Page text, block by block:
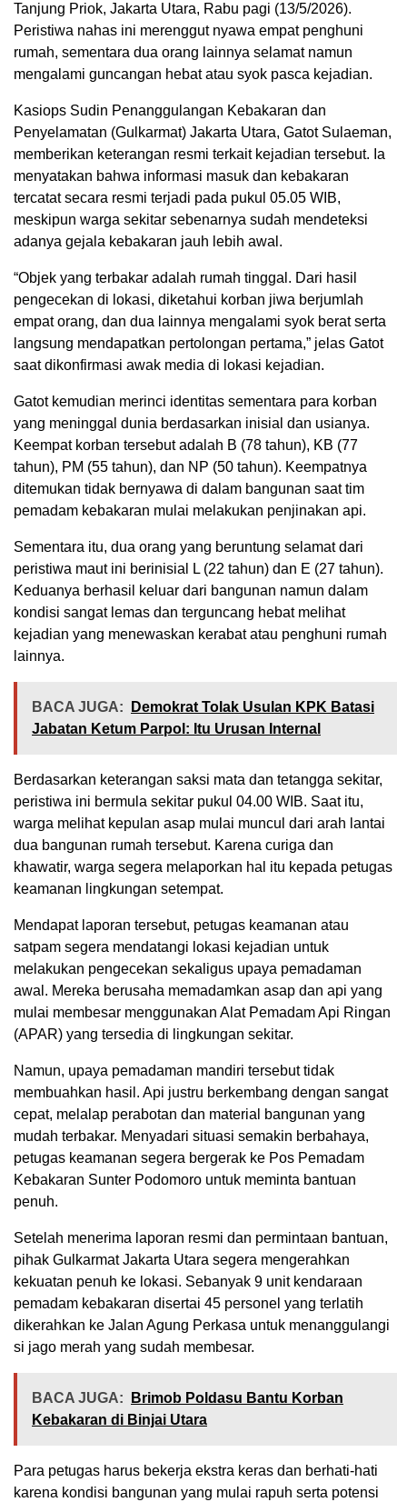
Tanjung Priok, Jakarta Utara, Rabu pagi (13/5/2026).
Peristiwa nahas ini merenggut nyawa empat penghuni
rumah, sementara dua orang lainnya selamat namun
mengalami guncangan hebat atau syok pasca kejadian.
Kasiops Sudin Penanggulangan Kebakaran dan
Penyelamatan (Gulkarmat) Jakarta Utara, Gatot Sulaeman,
memberikan keterangan resmi terkait kejadian tersebut. Ia
menyatakan bahwa informasi masuk dan kebakaran
tercatat secara resmi terjadi pada pukul 05.05 WIB,
meskipun warga sekitar sebenarnya sudah mendeteksi
adanya gejala kebakaran jauh lebih awal.
“Objek yang terbakar adalah rumah tinggal. Dari hasil
pengecekan di lokasi, diketahui korban jiwa berjumlah
empat orang, dan dua lainnya mengalami syok berat serta
langsung mendapatkan pertolongan pertama,” jelas Gatot
saat dikonfirmasi awak media di lokasi kejadian.
Gatot kemudian merinci identitas sementara para korban
yang meninggal dunia berdasarkan inisial dan usianya.
Keempat korban tersebut adalah B (78 tahun), KB (77
tahun), PM (55 tahun), dan NP (50 tahun). Keempatnya
ditemukan tidak bernyawa di dalam bangunan saat tim
pemadam kebakaran mulai melakukan penjinakan api.
Sementara itu, dua orang yang beruntung selamat dari
peristiwa maut ini berinisial L (22 tahun) dan E (27 tahun).
Keduanya berhasil keluar dari bangunan namun dalam
kondisi sangat lemas dan terguncang hebat melihat
kejadian yang menewaskan kerabat atau penghuni rumah
lainnya.
BACA JUGA:
Demokrat Tolak Usulan KPK Batasi
Jabatan Ketum Parpol: Itu Urusan Internal
Berdasarkan keterangan saksi mata dan tetangga sekitar,
peristiwa ini bermula sekitar pukul 04.00 WIB. Saat itu,
warga melihat kepulan asap mulai muncul dari arah lantai
dua bangunan rumah tersebut. Karena curiga dan
khawatir, warga segera melaporkan hal itu kepada petugas
keamanan lingkungan setempat.
Mendapat laporan tersebut, petugas keamanan atau
satpam segera mendatangi lokasi kejadian untuk
melakukan pengecekan sekaligus upaya pemadaman
awal. Mereka berusaha memadamkan asap dan api yang
mulai membesar menggunakan Alat Pemadam Api Ringan
(APAR) yang tersedia di lingkungan sekitar.
Namun, upaya pemadaman mandiri tersebut tidak
membuahkan hasil. Api justru berkembang dengan sangat
cepat, melalap perabotan dan material bangunan yang
mudah terbakar. Menyadari situasi semakin berbahaya,
petugas keamanan segera bergerak ke Pos Pemadam
Kebakaran Sunter Podomoro untuk meminta bantuan
penuh.
Setelah menerima laporan resmi dan permintaan bantuan,
pihak Gulkarmat Jakarta Utara segera mengerahkan
kekuatan penuh ke lokasi. Sebanyak 9 unit kendaraan
pemadam kebakaran disertai 45 personel yang terlatih
dikerahkan ke Jalan Agung Perkasa untuk menanggulangi
si jago merah yang sudah membesar.
BACA JUGA:
Brimob Poldasu Bantu Korban
Kebakaran di Binjai Utara
Para petugas harus bekerja ekstra keras dan berhati-hati
karena kondisi bangunan yang mulai rapuh serta potensi